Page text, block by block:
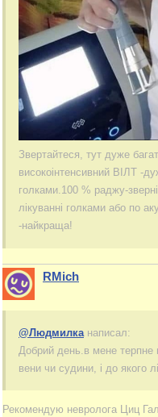
Звертайтеся, тут дуже
високоінтенсивний ВІЛТ -
голками.100 % раджу-
лікуванні голками або по
-найкраща!
RMich
@Людмилка написал:
Добрий день.в мене терпне
вени чи судини, і до якого
Рекомендую невролога Циц